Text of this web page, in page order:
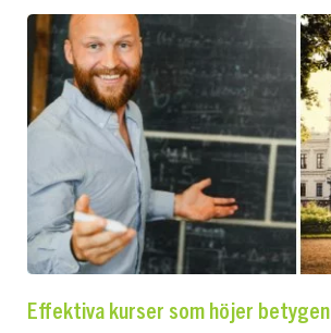
Effektiva kurser som höjer betygen